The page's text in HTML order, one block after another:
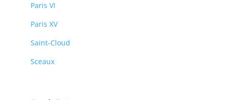
Paris VI
Paris XV
Saint-Cloud
Sceaux